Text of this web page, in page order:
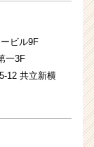
ビル9F
一3F
12 共立新横